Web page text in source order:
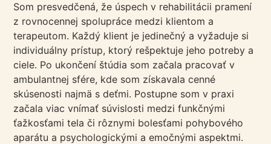
Som presvedčená, že úspech v rehabilitácii pramení
z rovnocennej spolupráce medzi klientom a
terapeutom. Každý klient je jedinečný a vyžaduje si
individuálny prístup, ktorý rešpektuje jeho potreby a
ciele. Po ukončení štúdia som začala pracovať v
ambulantnej sfére, kde som získavala cenné
skúsenosti najmä s deťmi. Postupne som v praxi
začala viac vnímať súvislosti medzi funkčnými
ťažkosťami tela či rôznymi bolesťami pohybového
aparátu a psychologickými a emočnými aspektmi.